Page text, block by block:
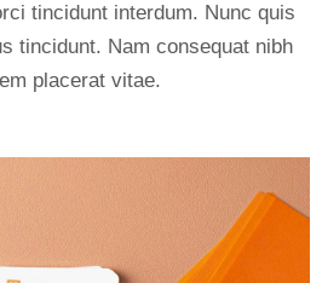
tincidunt interdum. Nunc quis
tincidunt. Nam consequat nibh
placerat vitae.